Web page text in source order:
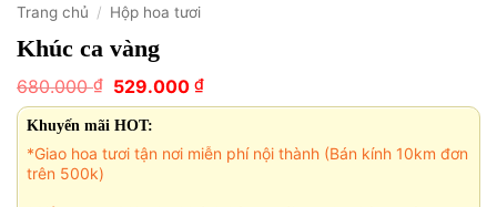
Trang chủ / Hộp hoa tươi
Khúc ca vàng
680.000₫ Giá
gốc
là:
680.000 ₫.
529.000 ₫Giá
hiện
529.000 ₫.
Khuyến mãi HOT:
*Giao hoa tươi tận nơi miễn phí nội thành (Bán kính 10km đơn
trên 500k)